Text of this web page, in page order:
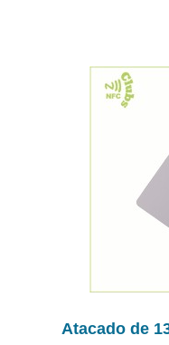
Atacado de